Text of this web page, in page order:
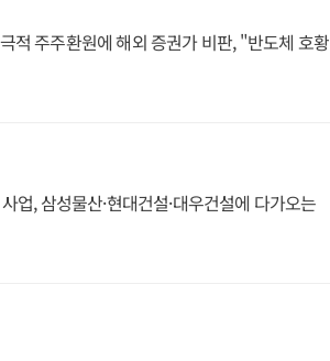
적 주주환원에 해외 증권가 비판, "반도체 호황
업, 삼성물산·현대건설·대우건설에 다가오는